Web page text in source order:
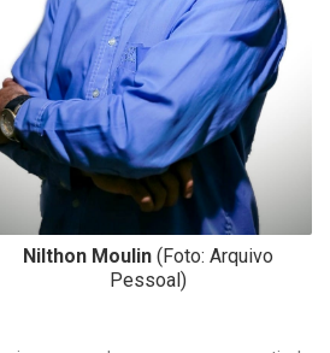
Nilthon Moulin (Foto: Arquivo
Pessoal)